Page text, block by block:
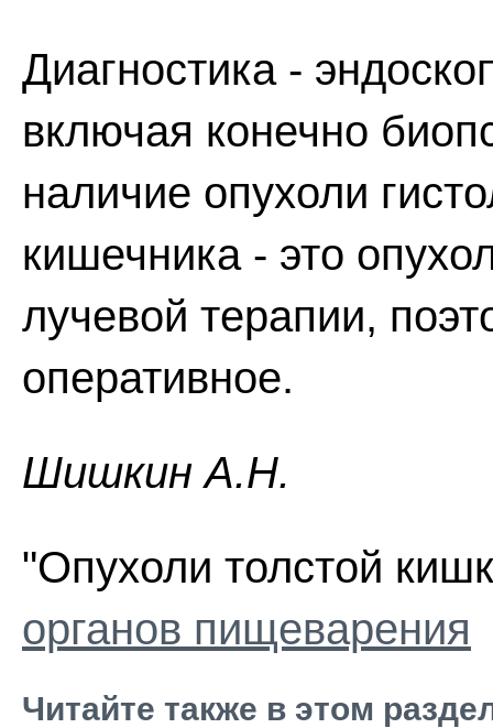
Диагностика -
включая конечно
наличие опухоли
кишечника - это
лучевой терапии,
оперативное.
Шишкин A.Н.
"Опухоли толстой
органов пищеварения
Читайте также в этом